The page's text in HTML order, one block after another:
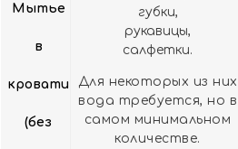
Мытье
в
кровати
(без
губки,
рукавицы,
салфетки.
Для некоторых из них
вода требуется, но в
самом минимальном
количестве.